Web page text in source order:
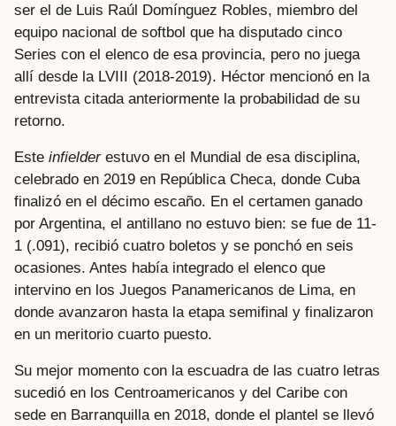
ser el de Luis Raúl Domínguez Robles, miembro del
equipo nacional de softbol que ha disputado cinco
Series con el elenco de esa provincia, pero no juega
allí desde la LVIII (2018-2019). Héctor mencionó en la
entrevista citada anteriormente la probabilidad de su
retorno.
Este infielderestuvo en el Mundial de esa disciplina,
celebrado en 2019 en República Checa, donde Cuba
finalizó en el décimo escaño. En el certamen ganado
por Argentina, el antillano no estuvo bien: se fue de 11-
1 (.091), recibió cuatro boletos y se ponchó en seis
ocasiones. Antes había integrado el elenco que
intervino en los Juegos Panamericanos de Lima, en
donde avanzaron hasta la etapa semifinal y finalizaron
en un meritorio cuarto puesto.
Su mejor momento con la escuadra de las cuatro letras
sucedió en los Centroamericanos y del Caribe con
sede en Barranquilla en 2018, donde el plantel se llevó